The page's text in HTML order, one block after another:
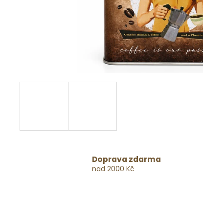
Doprava zdarma
nad 2000 Kč